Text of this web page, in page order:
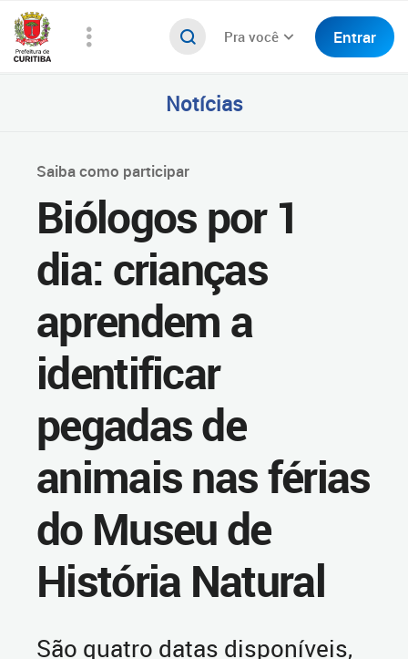
Pra você Entrar
Notícias
Saiba como participar
Biólogos por 1
dia: crianças
aprendem a
identificar
pegadas de
animais nas férias
do Museu de
História Natural
São quatro datas disponíveis,